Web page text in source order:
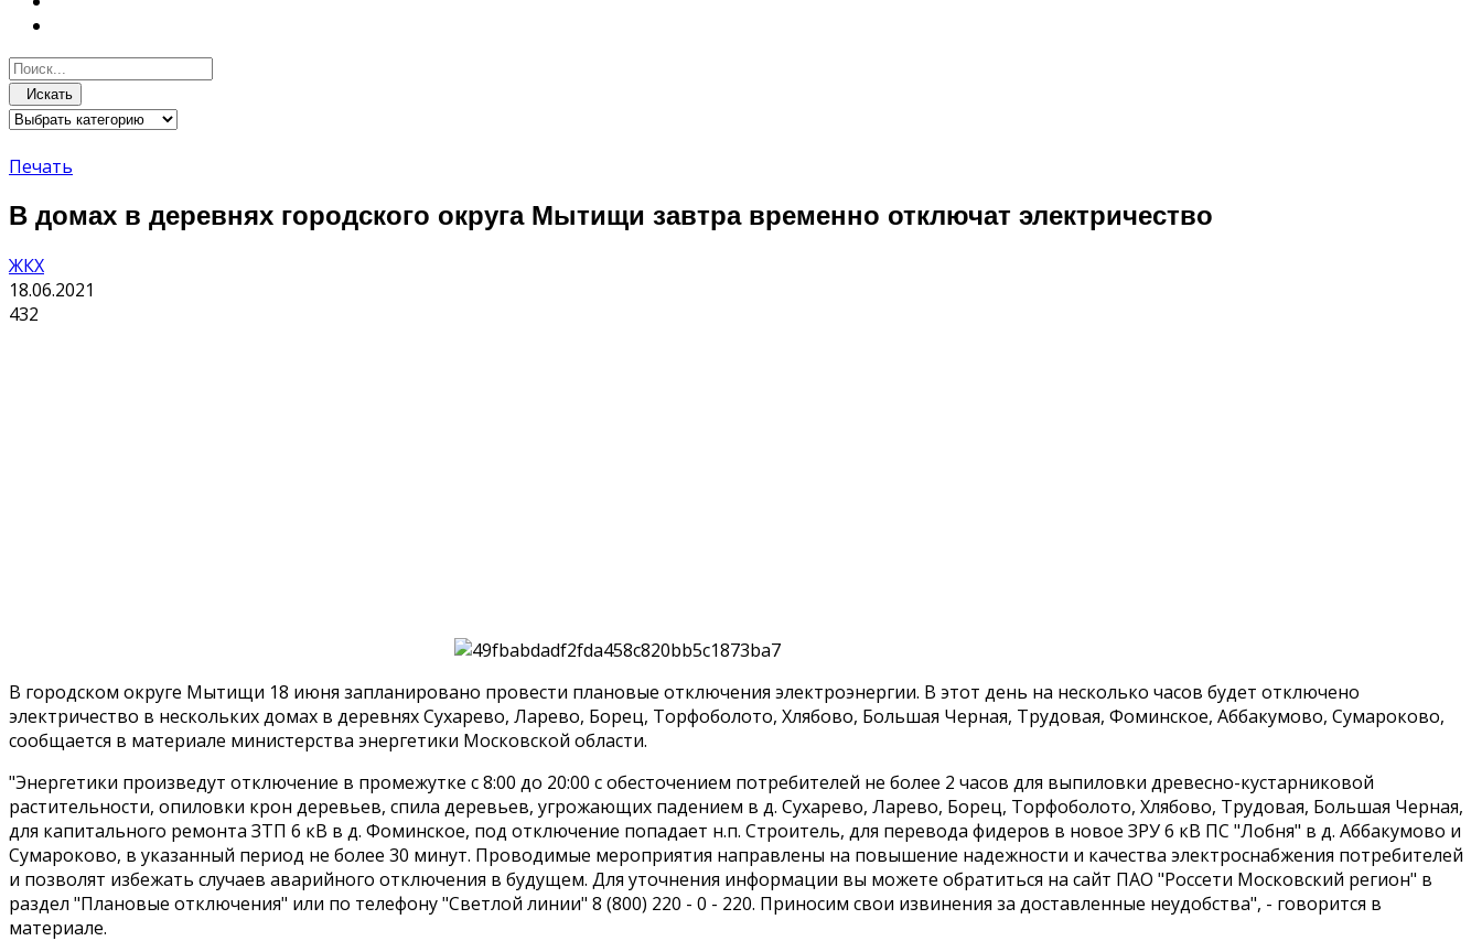
Искать
Печать
В домах в деревнях городского округа Мытищи завтра временно отключат электричество
ЖКХ
18.06.2021
432
В городском округе Мытищи 18 июня запланировано провести плановые отключения электроэнергии. В этот день на несколько часов будет отключено
электричество в нескольких домах в деревнях Сухарево, Ларево, Борец, Торфоболото, Хлябово, Большая Черная, Трудовая, Фоминское, Аббакумово, Сумароково,
сообщается в материале министерства энергетики Московской области.
"Энергетики произведут отключение в промежутке с 8:00 до 20:00 с обесточением потребителей не более 2 часов для выпиловки древесно-кустарниковой
растительности, опиловки крон деревьев, спила деревьев, угрожающих падением в д. Сухарево, Ларево, Борец, Торфоболото, Хлябово, Трудовая, Большая Черная,
для капитального ремонта ЗТП 6 кВ в д. Фоминское, под отключение попадает н.п. Строитель, для перевода фидеров в новое ЗРУ 6 кВ ПС "Лобня" в д. Аббакумово и
Сумароково, в указанный период не более 30 минут. Проводимые мероприятия направлены на повышение надежности и качества электроснабжения потребителей
и позволят избежать случаев аварийного отключения в будущем. Для уточнения информации вы можете обратиться на сайт ПАО "Россети Московский регион" в
раздел "Плановые отключения" или по телефону "Светлой линии" 8 (800) 220 - 0 - 220. Приносим свои извинения за доставленные неудобства", - говорится в
материале.